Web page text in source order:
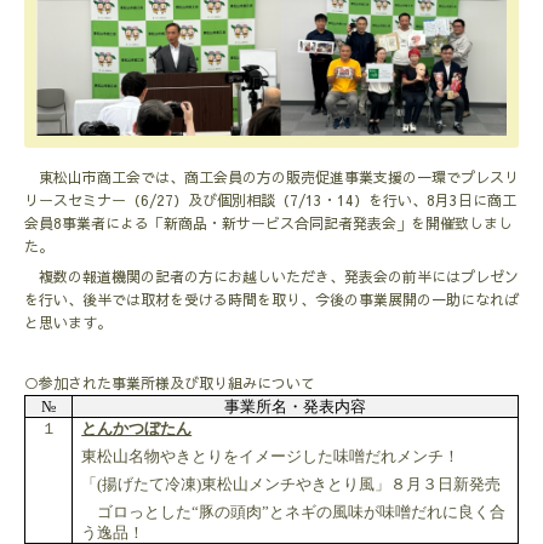
東松山市商工会では、商工会員の方の販売促進事業支援の一環でプレスリ
リースセミナー（6/27）及び個別相談（7/13・14）を行い、8月3日に商工
会員8事業者による「新商品・新サービス合同記者発表会」を開催致しまし
た。
複数の報道機関の記者の方にお越しいただき、発表会の前半にはプレゼン
を行い、後半では取材を受ける時間を取り、今後の事業展開の一助になれば
と思います。
○参加された事業所様及び取り組みについて
№
事業所名・発表内容
１
とんかつぼたん
東松山名物やきとりをイメージした味噌だれメンチ！
「(揚げたて冷凍)東松山メンチやきとり風」８月３日新発売
ゴロっとした“豚の頭肉”とネギの風味が味噌だれに良く合
う逸品！